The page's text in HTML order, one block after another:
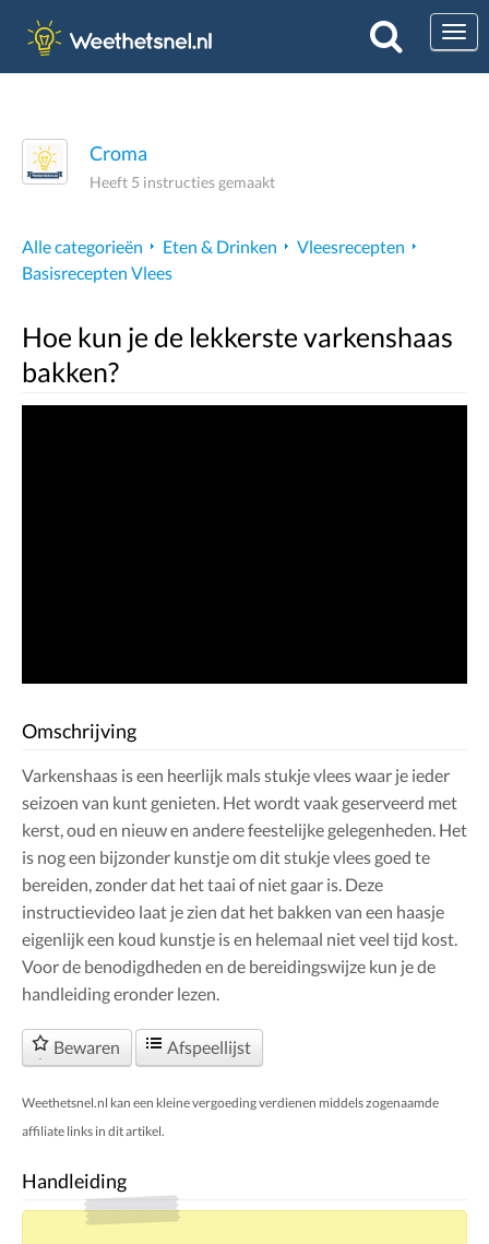
Croma
Heeft 5 instructies gemaakt
Alle categorieën Eten & Drinken
Vleesrecepten
Basisrecepten Vlees
Hoe kun je de lekkerste varkenshaas
bakken?
Omschrijving
Varkenshaas is een heerlijk mals stukje vlees waar je ieder
seizoen van kunt genieten. Het wordt vaak geserveerd met
kerst, oud en nieuw en andere feestelijke gelegenheden. Het
is nog een bijzonder kunstje om dit stukje vlees goed te
bereiden, zonder dat het taai of niet gaar is. Deze
instructievideo laat je zien dat het bakken van een haasje
eigenlijk een koud kunstje is en helemaal niet veel tijd kost.
Voor de benodigdheden en de bereidingswijze kun je de
handleiding eronder lezen.
Bewaren Afspeellijst
Weethetsnel.nl kan een kleine vergoeding verdienen middels zogenaamde
affiliate links in dit artikel.
Handleiding